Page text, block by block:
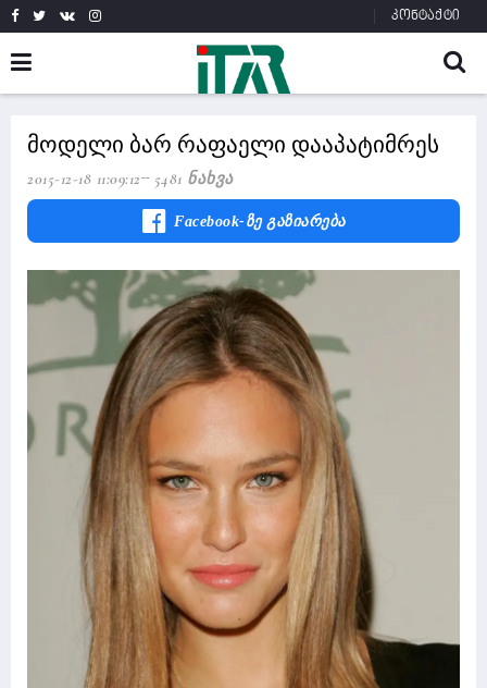
კონტაქტი
მოდელი ბარ რაფაელი დააპატიმრეს
2015-12-18 11:09:12 5481 Ნახვა
Facebook-Ზე Გაზიარება